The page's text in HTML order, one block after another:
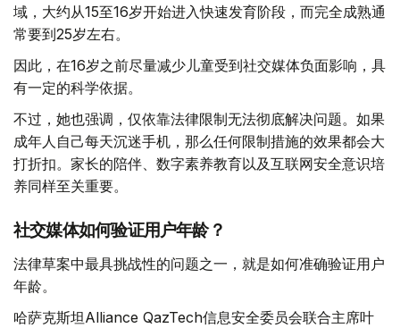
域，大约从15至16岁开始进入快速发育阶段，而完全成熟通
常要到25岁左右。
因此，在16岁之前尽量减少儿童受到社交媒体负面影响，具
有一定的科学依据。
不过，她也强调，仅依靠法律限制无法彻底解决问题。如果
成年人自己每天沉迷手机，那么任何限制措施的效果都会大
打折扣。家长的陪伴、数字素养教育以及互联网安全意识培
养同样至关重要。
社交媒体如何验证用户年龄？
法律草案中最具挑战性的问题之一，就是如何准确验证用户
年龄。
哈萨克斯坦Alliance QazTech信息安全委员会联合主席叶